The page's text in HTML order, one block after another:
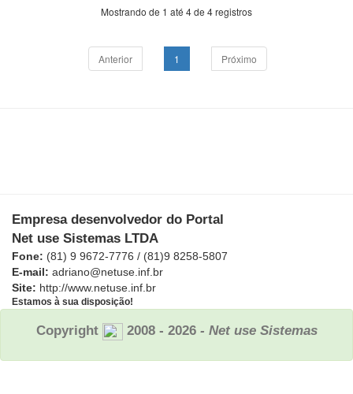
Mostrando de 1 até 4 de 4 registros
Anterior 1 Próximo
Empresa desenvolvedor do Portal
Net use Sistemas LTDA
Fone: (81) 9 9672-7776 / (81)9 8258-5807
E-mail: adriano@netuse.inf.br
Site: http://www.netuse.inf.br
Estamos à sua disposição!
Copyright 2008 - 2026 - Net use Sistemas